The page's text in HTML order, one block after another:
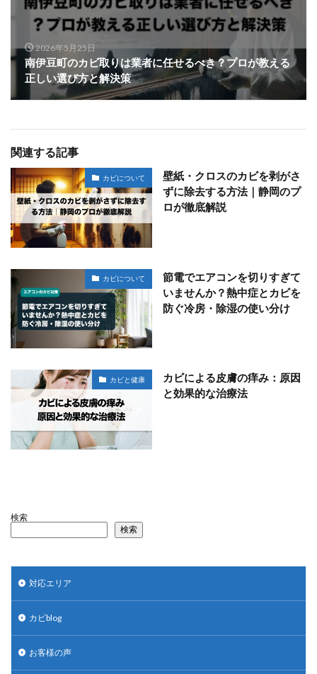
2026年5月25日
南伊豆町のカビ取りは業者に任せるべき？プロが教える
正しい選び方と解決策
関連する記事
カビについて
壁紙・クロスのカビを剥がさ
ずに除去する方法｜静岡のプ
ロが徹底解説
カビについて
節電でエアコンを切りすぎて
いませんか？熱中症とカビを
防ぐ冷房・除湿の使い分け
カビと健康
カビによる皮膚の痒み：原因
と効果的な治療法
検索
検索
対応エリア
カビblog
お客様の声